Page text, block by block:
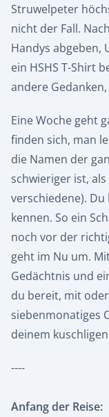
Struwelpeter
nicht der Fall.
Handys abgeben,
ein HSHS T-Shirt
andere
Eine Woche geht
finden sich, man
die Namen der
schwieriger ist,
verschiedene).
kennen. So ein
noch vor der
geht im Nu um.
Gedächtnis und
du bereit, mit
siebenmonatiges
deinem
----
Anfang der Reise: